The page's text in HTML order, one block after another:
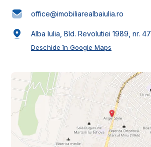
office@imobiliarealbaiulia.ro
Alba Iulia, Bld. Revolutiei 1989, nr. 47
Deschide în Google Maps